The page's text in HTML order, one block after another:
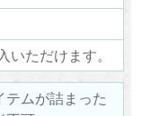
いただけます。
テムが詰まった